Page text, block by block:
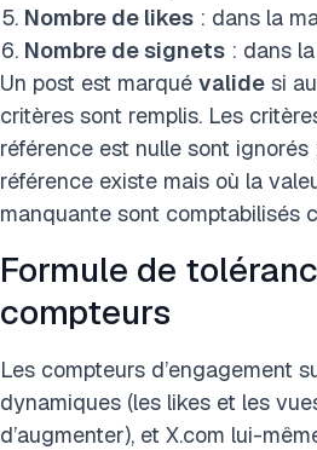
Nombre de likes : dans la
Nombre de signets : dans
Un post est marqué valide si
critères sont remplis. Les
référence est nulle sont
référence existe mais où la
manquante sont comptabilisés
Formule de
compteurs
Les compteurs d’engagement
dynamiques (les likes et les
d’augmenter), et X.com lui-